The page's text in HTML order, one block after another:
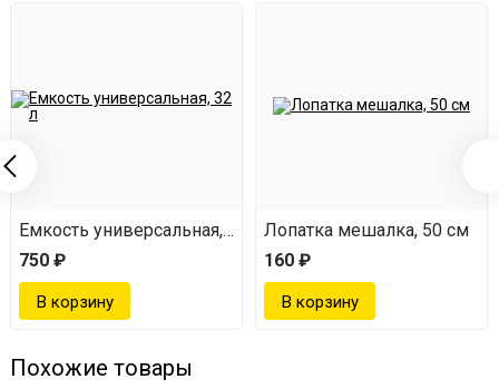
температуре 22-28 С.
дрожжевого осадка с помощью переливного
сифона.
Дрожжи использовать строго по инструкции!
Емкость универсальная, 32 л
750 ₽
Лопатка мешалка, 50 см
160 ₽
Похожие товары